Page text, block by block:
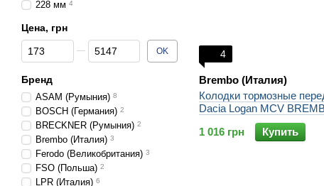
4
Brembo (Италия)
Колодки тормозные
Dacia Logan MCV
1 016 грн
Купить
228 мм 4
Цена, грн
От Цена, грн
До Цена, грн OK
Бренд
ASAM (Румыния) 8
BOSCH (Германия) 2
BRECKNER (Румыния) 2
Brembo (Италия) 3
Ferodo (Великобритания) 3
FSO (Польша) 2
LPR (Италия) 6